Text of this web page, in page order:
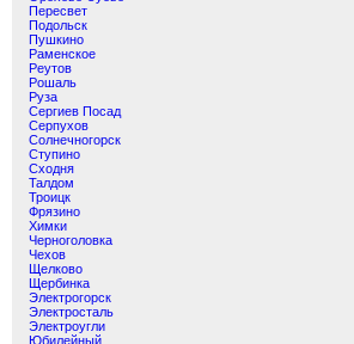
Пересвет
Подольск
Пушкино
Раменское
Реутов
Рошаль
Руза
Сергиев Посад
Серпухов
Солнечногорск
Ступино
Сходня
Талдом
Троицк
Фрязино
Химки
Черноголовка
Чехов
Щелково
Щербинка
Электрогорск
Электросталь
Электроугли
Юбилейный